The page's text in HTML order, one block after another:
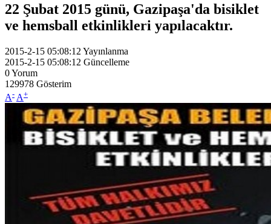
22 Şubat 2015 günü, Gazipaşa'da bisiklet
ve hemsball etkinlikleri yapılacaktır.
2015-2-15 05:08:12 Yayınlanma
2015-2-15 05:08:12 Güncelleme
0Yorum
129978 Gösterim
A- A+